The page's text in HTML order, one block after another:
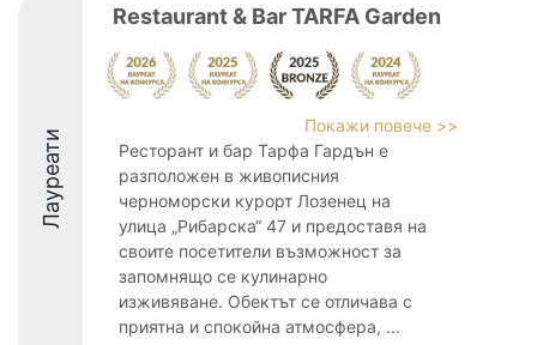
Лауреати
Restaurant & Bar TARFA Garden
Покажи повече >>
Ресторант и бар Тарфа Гардън е
разположен в живописния
черноморски курорт Лозенец на
улица „Рибарска“ 47 и предоставя на
своите посетители възможност за
запомнящо се кулинарно
изживяване. Обектът се отличава с
приятна и спокойна атмосфера, ...